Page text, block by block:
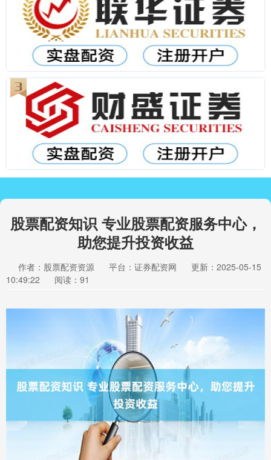
股票配资知识 专业股票配资服务中心，
助您提升投资收益
作者：股票配资资源 平台：证券配资网
更新：2025-05-15
10:49:22
阅读：91